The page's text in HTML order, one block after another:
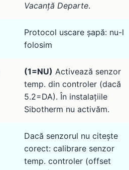
Vacanță Departe.
Protocol uscare șapă: nu-l
folosim
(1=NU) Activează senzor
temp. din controler (dacă
5.2=DA). În instalațiile
Sibotherm nu activăm.
Dacă senzorul nu citește
corect: calibrare senzor
temp. controler (offset